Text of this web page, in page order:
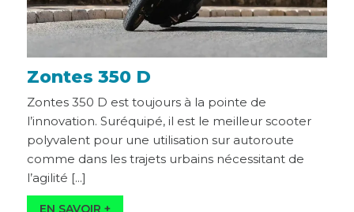
Zontes 350 D
Zontes 350 D est toujours à la pointe de
l’innovation. Suréquipé, il est le meilleur scooter
polyvalent pour une utilisation sur autoroute
comme dans les trajets urbains nécessitant de
l’agilité [...]